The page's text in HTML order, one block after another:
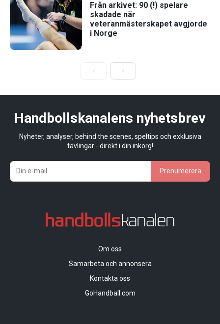
Från arkivet: 90 (!) spelare
skadade när
veteranmästerskapet avgjorde
i Norge
Handbollskanalens nyhetsbrev
Nyheter, analyser, behind the scenes, speltips och exklusiva
tävlingar - direkt i din inkorg!
Prenumerera
Om oss
Samarbeta och annonsera
Kontakta oss
GoHandball.com